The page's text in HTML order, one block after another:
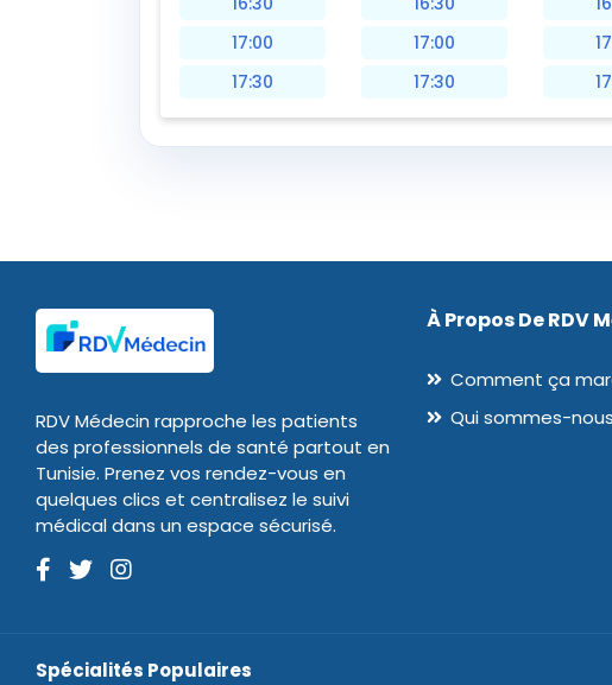
17:00
17:30
17:00
17:30
RDV Médecin rapproche les patients
des professionnels de santé partout en
Tunisie. Prenez vos rendez-vous en
quelques clics et centralisez le suivi
médical dans un espace sécurisé.
À Propos De RDV
Comment ça
Qui sommes-
Spécialités Populaires